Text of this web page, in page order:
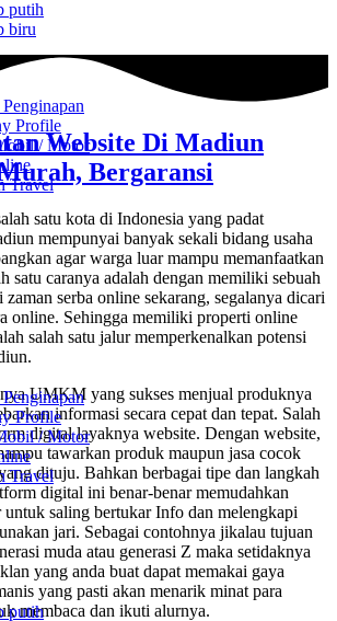
Profile
/ Motor
Travel
Profile
/ Motor
Travel
Website Di Madiun
Bergaransi
satu kota di Indonesia yang padat
mempunyai banyak sekali bidang usaha
agar warga luar mampu memanfaatkan
satu caranya adalah dengan memiliki sebuah
serba online sekarang, segalanya dicari
online. Sehingga memiliki properti online
salah satu jalur memperkenalkan potensi
UMKM yang sukses menjual produknya
informasi secara cepat dan tepat. Salah
digital layaknya website. Dengan website,
tawarkan produk maupun jasa cocok
dituju. Bahkan berbagai tipe dan langkah
digital ini benar-benar memudahkan
untuk saling bertukar Info dan melengkapi
jari. Sebagai contohnya jikalau tujuan
muda atau generasi Z maka setidaknya
yang anda buat dapat memakai gaya
yang pasti akan menarik minat para
membaca dan ikuti alurnya.